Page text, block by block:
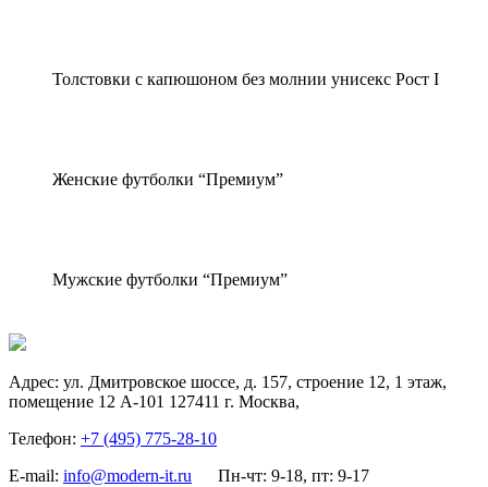
Толстовки с капюшоном без молнии унисекс Рост I
Женские футболки “Премиум”
Мужские футболки “Премиум”
Адрес: ул. Дмитровское шоссе, д. 157, строение 12, 1 этаж,
помещение 12 А-101 127411 г. Москва,
Телефон: +7 (495) 775-28-10
E-mail: info@modern-it.ru
Пн-чт: 9-18, пт: 9-17